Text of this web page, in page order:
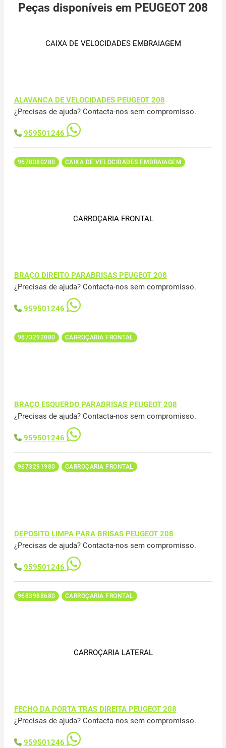
Peças disponíveis em PEUGEOT 208
CAIXA DE VELOCIDADES EMBRAIAGEM
ALAVANCA DE VELOCIDADES PEUGEOT 208
¿Precisas de ajuda? Contacta-nos sem compromisso.
959501246
9678380280 CAIXA DE VELOCIDADES EMBRAIAGEM
CARROÇARIA FRONTAL
BRAÇO DIREITO PARABRISAS PEUGEOT 208
¿Precisas de ajuda? Contacta-nos sem compromisso.
959501246
9673292080 CARROÇARIA FRONTAL
BRAÇO ESQUERDO PARABRISAS PEUGEOT 208
¿Precisas de ajuda? Contacta-nos sem compromisso.
959501246
9673291980 CARROÇARIA FRONTAL
DEPOSITO LIMPA PARA BRISAS PEUGEOT 208
¿Precisas de ajuda? Contacta-nos sem compromisso.
959501246
9683988680 CARROÇARIA FRONTAL
CARROÇARIA LATERAL
FECHO DA PORTA TRAS DIREITA PEUGEOT 208
¿Precisas de ajuda? Contacta-nos sem compromisso.
959501246